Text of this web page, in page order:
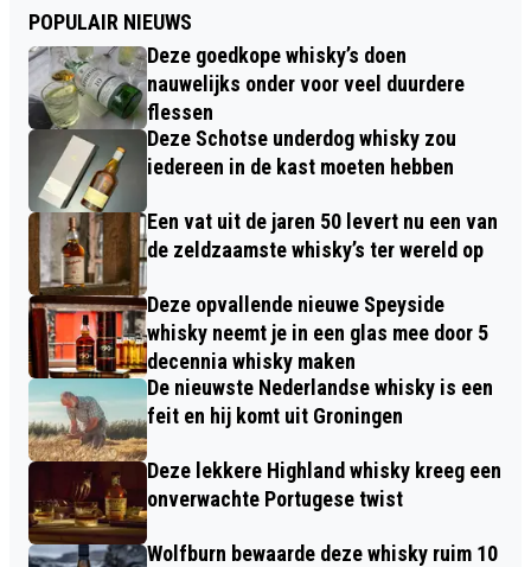
POPULAIR NIEUWS
Deze goedkope whisky’s doen
nauwelijks onder voor veel duurdere
flessen
Deze Schotse underdog whisky zou
iedereen in de kast moeten hebben
Een vat uit de jaren 50 levert nu een van
de zeldzaamste whisky’s ter wereld op
Deze opvallende nieuwe Speyside
whisky neemt je in een glas mee door 5
decennia whisky maken
De nieuwste Nederlandse whisky is een
feit en hij komt uit Groningen
Deze lekkere Highland whisky kreeg een
onverwachte Portugese twist
Wolfburn bewaarde deze whisky ruim 10